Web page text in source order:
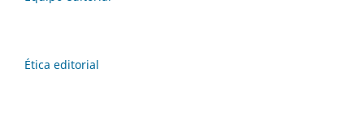
Ética editorial